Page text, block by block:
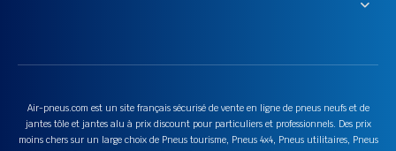
Air-pneus.com est un site français sécurisé de vente en ligne de pneus neufs et de
jantes tôle et jantes alu à prix discount pour particuliers et professionnels. Des prix
moins chers sur un large choix de Pneus tourisme, Pneus 4x4, Pneus utilitaires, Pneus